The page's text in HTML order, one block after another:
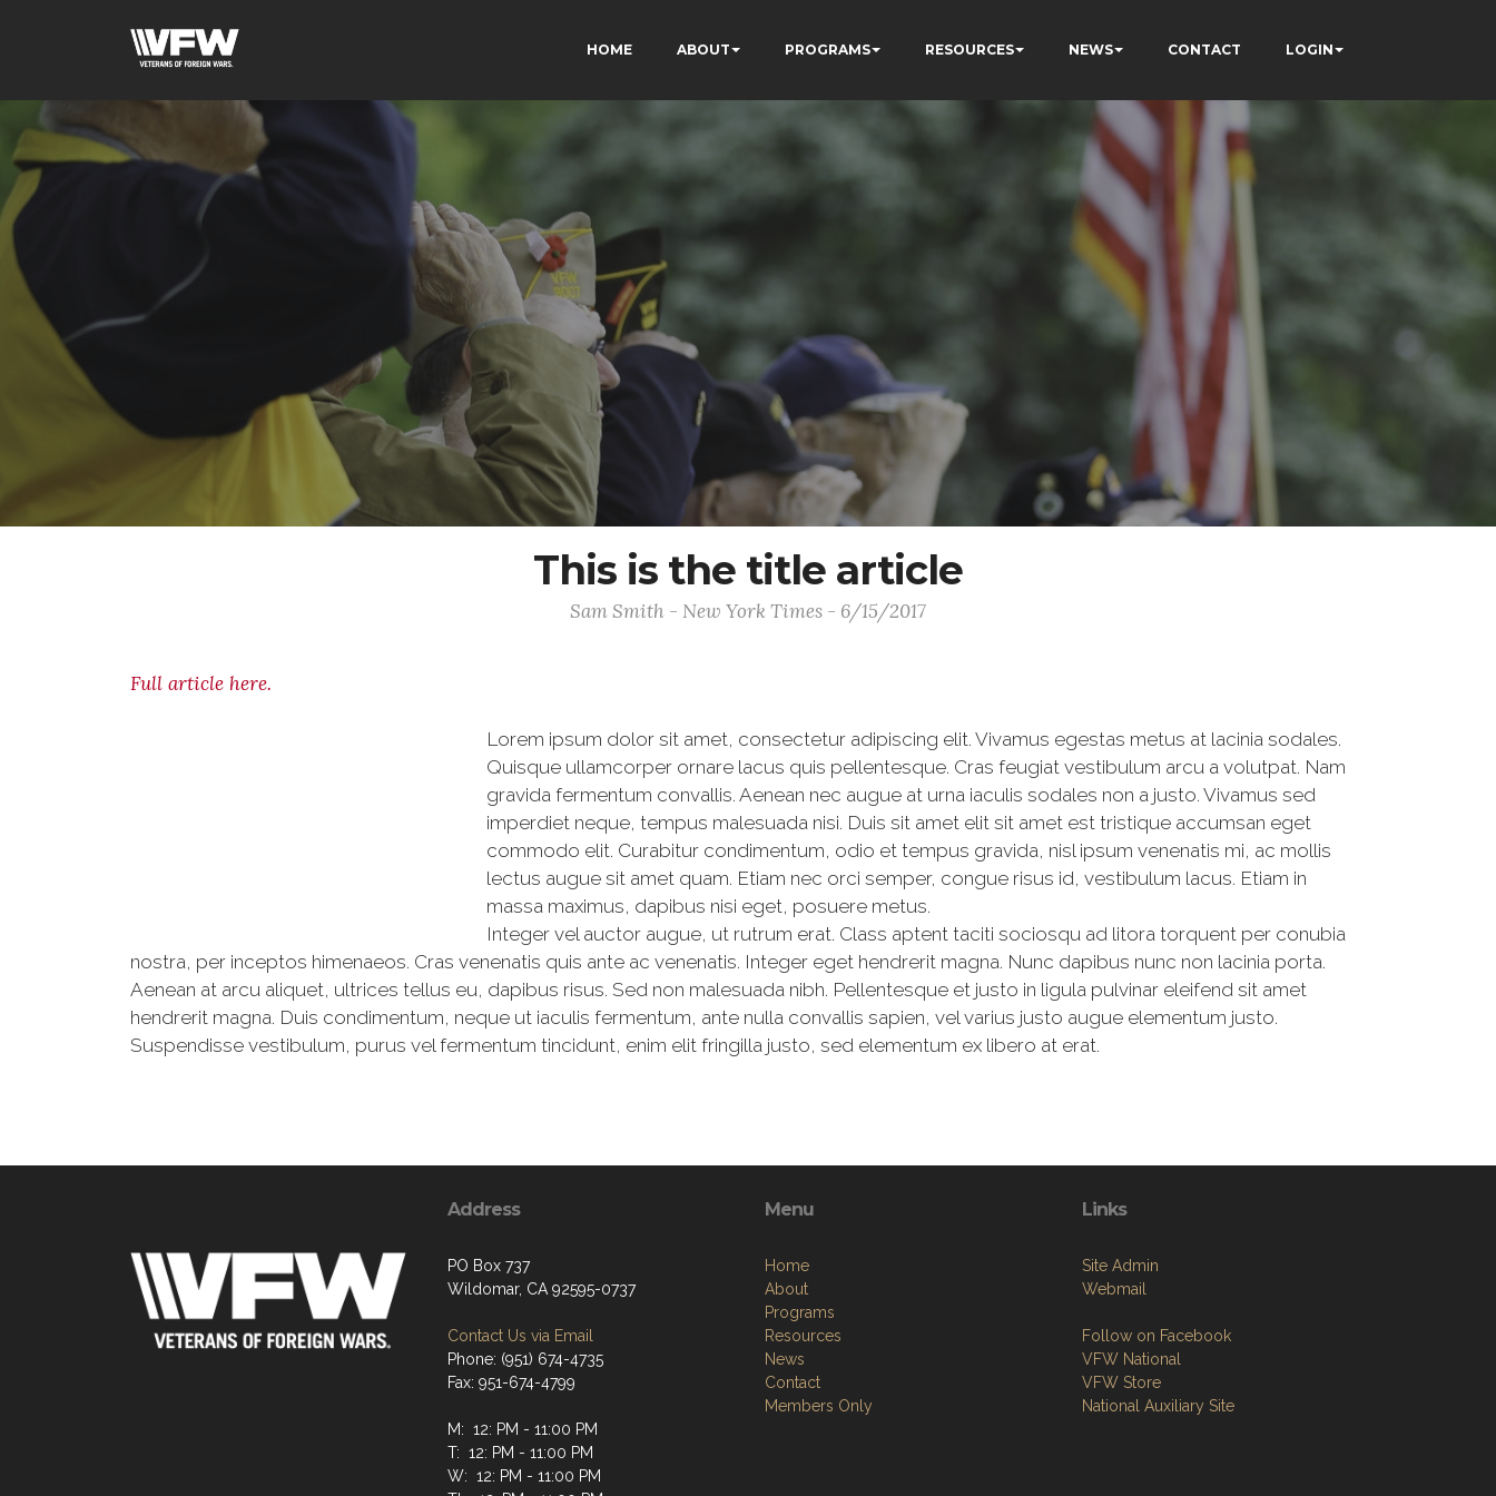
HOME ABOUT PROGRAMS RESOURCES NEWS CONTACT LOGIN
This is the title article
Sam Smith - New York Times - 6/15/2017
Full article here.
Lorem ipsum dolor sit amet, consectetur adipiscing elit. Vivamus egestas metus at lacinia sodales.
Quisque ullamcorper ornare lacus quis pellentesque. Cras feugiat vestibulum arcu a volutpat. Nam
gravida fermentum convallis. Aenean nec augue at urna iaculis sodales non a justo. Vivamus sed
imperdiet neque, tempus malesuada nisi. Duis sit amet elit sit amet est tristique accumsan eget
commodo elit. Curabitur condimentum, odio et tempus gravida, nisl ipsum venenatis mi, ac mollis
lectus augue sit amet quam. Etiam nec orci semper, congue risus id, vestibulum lacus. Etiam in
massa maximus, dapibus nisi eget, posuere metus.
Integer vel auctor augue, ut rutrum erat. Class aptent taciti sociosqu ad litora torquent per conubia
nostra, per inceptos himenaeos. Cras venenatis quis ante ac venenatis. Integer eget hendrerit magna. Nunc dapibus nunc non lacinia porta.
Aenean at arcu aliquet, ultrices tellus eu, dapibus risus. Sed non malesuada nibh. Pellentesque et justo in ligula pulvinar eleifend sit amet
hendrerit magna. Duis condimentum, neque ut iaculis fermentum, ante nulla convallis sapien, vel varius justo augue elementum justo.
Suspendisse vestibulum, purus vel fermentum tincidunt, enim elit fringilla justo, sed elementum ex libero at erat.
Address
PO Box 737
Wildomar, CA 92595-0737
Contact Us via Email
Phone: (951) 674-4735
Fax: 951-674-4799
M: 12: PM - 11:00 PM
T: 12: PM - 11:00 PM
W: 12: PM - 11:00 PM
Menu
Home
About
Programs
Resources
News
Contact
Members Only
Links
Site Admin
Webmail
Follow on Facebook
VFW National
VFW Store
National Auxiliary Site